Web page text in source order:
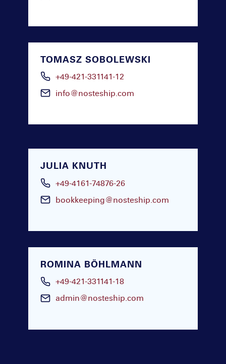
TOMASZ SOBOLEWSKI
+49-421-331141-12
info@nosteship.com
JULIA KNUTH
+49-4161-74876-26
bookkeeping@nosteship.com
ROMINA BÖHLMANN
+49-421-331141-18
admin@nosteship.com